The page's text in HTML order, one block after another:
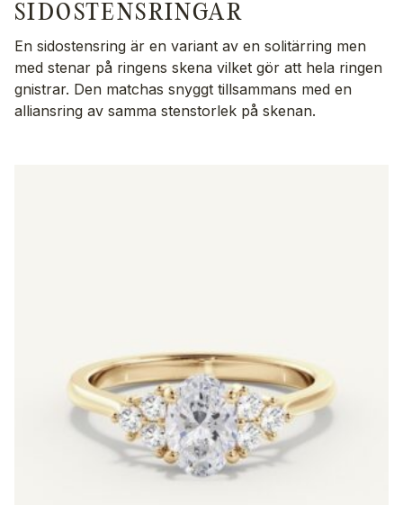
SIDOSTENSRINGAR
En sidostensring är en variant av en solitärring men
med stenar på ringens skena vilket gör att hela ringen
gnistrar. Den matchas snyggt tillsammans med en
alliansring av samma stenstorlek på skenan.